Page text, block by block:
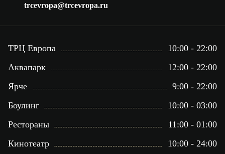
trcevropa@trcevropa.ru
ТРЦ Европа
10:00 - 22:00
Аквапарк
12:00 - 22:00
Ярче
9:00 - 22:00
Боулинг
10:00 - 03:00
Рестораны
11:00 - 01:00
Кинотеатр
10:00 - 24:00